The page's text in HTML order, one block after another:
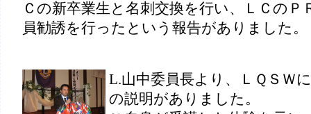
Ｃの新卒業生と名刺交換を行い、ＬＣのＰ
員勧誘を行ったという報告がありました。
L.山中委員長より、ＬＱＳＷ
の説明がありました。